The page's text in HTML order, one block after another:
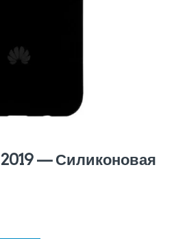
— Силиконовая